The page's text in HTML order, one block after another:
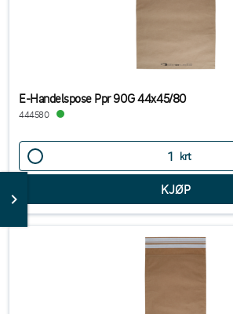
E-Handelspose Ppr 90G 44x45/80
444580
krt